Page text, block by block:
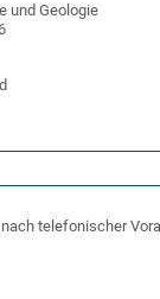
und Geologie
telefonischer